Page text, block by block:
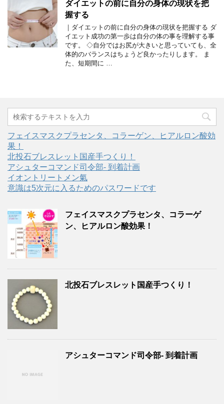
ダイエットの前に自分の身体の現状を把
握する
｜ダイエットの前に自分の身体の現状を把握する ダ
イエット成功の第一歩は自分の体の事を理解する事
です。 ◇自分ではお尻が大きいと思っていても、全
体的のバランスはちょうど良かったりします。 ま
た、短期間に …
フェイスマスクプラセンタ、コラーゲン、ヒアルロン酸効
果！
北投石ブレスレット国産手つくり！
アシュターコマンド司令部- 到着計画
イオントリートメン氣
意識は5次元に入るためのパスワードです
フェイスマスクプラセンタ、コラーゲ
ン、ヒアルロン酸効果！
北投石ブレスレット国産手つくり！
アシュターコマンド司令部- 到着計画